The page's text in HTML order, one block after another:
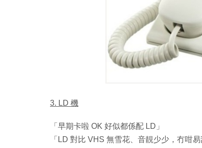
3. LD 機
「早期卡啦 OK 好似都係配 LD」
「LD 對比 VHS 無雪花、音靚少少，冇咁